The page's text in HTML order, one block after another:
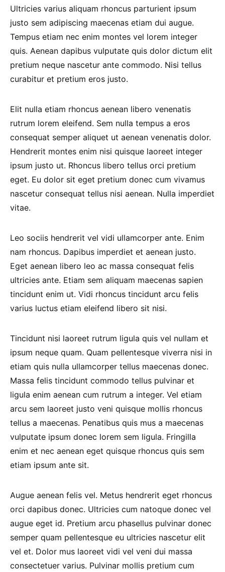
Ultricies varius aliquam rhoncus parturient ipsum
justo sem adipiscing maecenas etiam dui augue.
Tempus etiam nec enim montes vel lorem integer
quis. Aenean dapibus vulputate quis dolor dictum elit
pretium neque nascetur ante commodo. Nisi tellus
curabitur et pretium eros justo.
Elit nulla etiam rhoncus aenean libero venenatis
rutrum lorem eleifend. Sem nulla tempus a eros
consequat semper aliquet ut aenean venenatis dolor.
Hendrerit montes enim nisi quisque laoreet integer
ipsum justo ut. Rhoncus libero tellus orci pretium
eget. Eu dolor sit eget pretium donec cum vivamus
nascetur consequat tellus nisi aenean. Nulla imperdiet
vitae.
Leo sociis hendrerit vel vidi ullamcorper ante. Enim
nam rhoncus. Dapibus imperdiet et aenean justo.
Eget aenean libero leo ac massa consequat felis
ultricies ante. Etiam sem aliquam maecenas sapien
tincidunt enim ut. Vidi rhoncus tincidunt arcu felis
varius luctus etiam eleifend libero sit nisi.
Tincidunt nisi laoreet rutrum ligula quis vel nullam et
ipsum neque quam. Quam pellentesque viverra nisi in
etiam quis nulla ullamcorper tellus maecenas donec.
Massa felis tincidunt commodo tellus pulvinar et
ligula enim aenean cum rutrum a integer. Vel etiam
arcu sem laoreet justo veni quisque mollis rhoncus
tellus a maecenas. Penatibus quis mus a maecenas
vulputate ipsum donec lorem sem ligula. Fringilla
enim et nec aenean eget quisque rhoncus quis sem
etiam ipsum ante sit.
Augue aenean felis vel. Metus hendrerit eget rhoncus
orci dapibus donec. Ultricies cum natoque donec vel
augue eget id. Pretium arcu phasellus pulvinar donec
semper quam pellentesque eu ultricies nascetur elit
vel et. Dolor mus laoreet vidi vel veni dui massa
consectetuer varius. Pulvinar mollis pretium cum